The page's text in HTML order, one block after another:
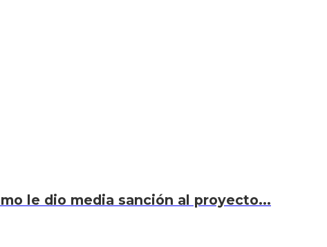
le dio media sanción al proyecto...